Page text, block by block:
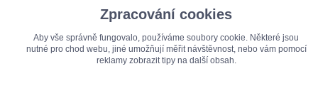
Zpracování cookies
Aby vše správně fungovalo, používáme soubory cookie. Některé jsou
nutné pro chod webu, jiné umožňují měřit návštěvnost, nebo vám pomocí
reklamy zobrazit tipy na další obsah.